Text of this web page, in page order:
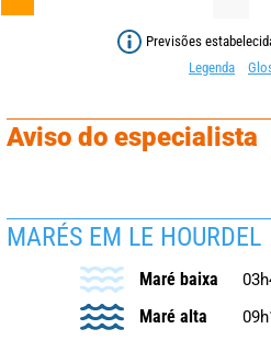
Previsões
Legenda
Aviso do especialista
MARÉS EM LE HOURDEL
Maré baixa
Maré alta